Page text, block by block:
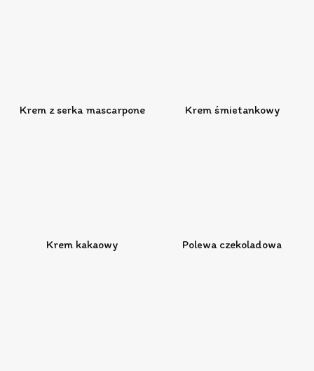
Krem z serka mascarpone Krem śmietankowy
Krem kakaowy Polewa czekoladowa